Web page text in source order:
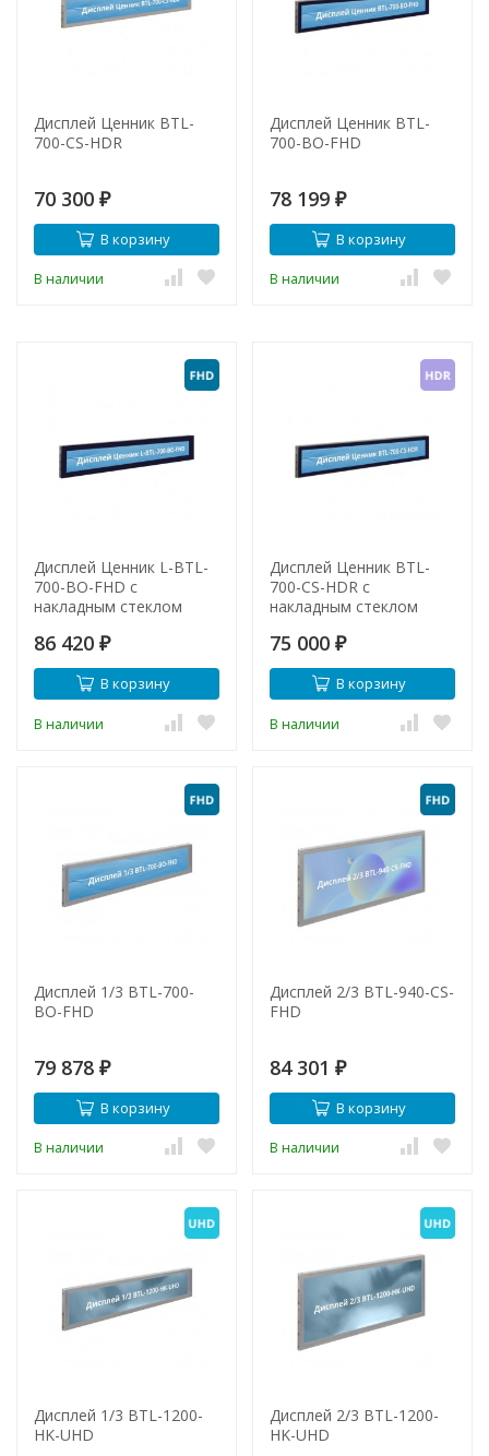
Дисплей Ценник BTL-
700-CS-HDR
70 300 ₽
В корзину
В наличии
Дисплей Ценник BTL-
700-BO-FHD
78 199 ₽
В корзину
В наличии
Дисплей Ценник L-BTL-
700-BO-FHD с
накладным стеклом
86 420 ₽
В корзину
В наличии
Дисплей Ценник BTL-
700-CS-HDR с
накладным стеклом
75 000 ₽
В корзину
В наличии
Дисплей 1/3 BTL-700-
BO-FHD
79 878 ₽
В корзину
В наличии
Дисплей 2/3 BTL-940-CS-
FHD
84 301 ₽
В корзину
В наличии
Дисплей 1/3 BTL-1200-
HK-UHD
Дисплей 2/3 BTL-1200-
HK-UHD